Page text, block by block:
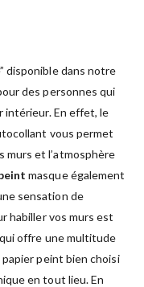
disponible dans notre
des personnes qui
intérieur. En effet, le
vous permet
murs et l’atmosphère
masque également
sensation de
habiller vos murs est
offre une multitude
peint bien choisi
en tout lieu. En